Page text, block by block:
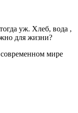
уж. Хлеб, вода ,
для жизни?
мире